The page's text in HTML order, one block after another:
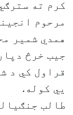
کرم ته
همدي شمیر
جیب خرڅ
قراول کي د
يي کوله.
طالب